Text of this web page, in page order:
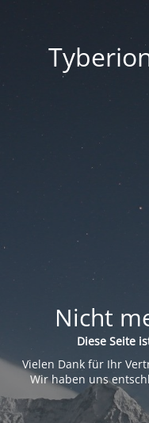
Nicht
Diese Seite
Vielen Dank für Ihr
Wir haben uns